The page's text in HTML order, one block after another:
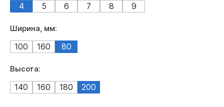
4 5 6 7 8 9
Ширина, мм:
100 160 80
Высота:
140 160 180 200